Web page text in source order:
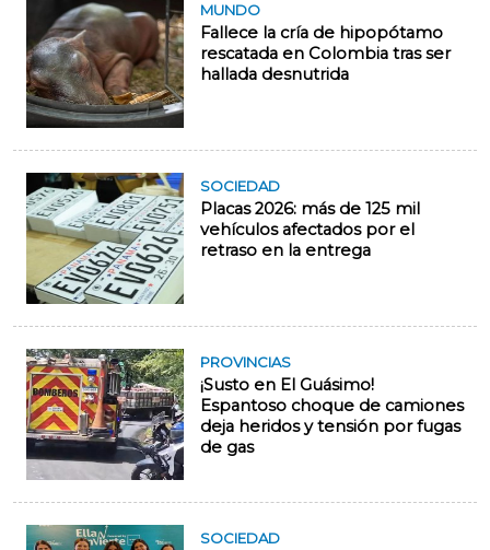
MUNDO
Fallece la cría de hipopótamo
rescatada en Colombia tras ser
hallada desnutrida
SOCIEDAD
Placas 2026: más de 125 mil
vehículos afectados por el
retraso en la entrega
PROVINCIAS
¡Susto en El Guásimo!
Espantoso choque de camiones
deja heridos y tensión por fugas
de gas
SOCIEDAD